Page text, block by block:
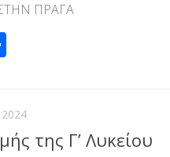
ΠΡΑΓΑ
της Γ’ Λυκείου